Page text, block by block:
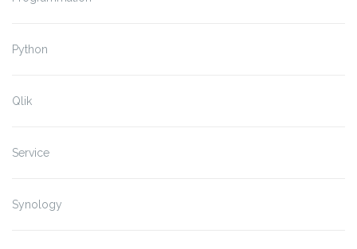
Python
Qlik
Service
Synology